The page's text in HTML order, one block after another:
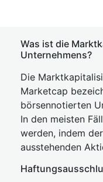
Was ist die
Unternehmens?
Die
Marketcap
börsennotierten
In den meisten
werden, indem
ausstehenden